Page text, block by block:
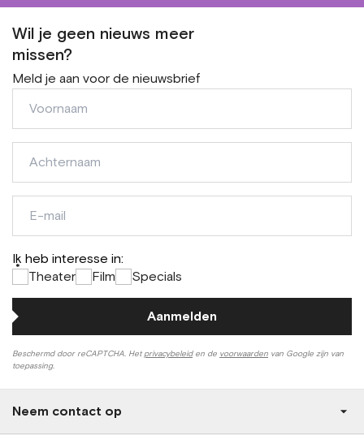
Wil je geen nieuws meer
missen?
Meld je aan voor de nieuwsbrief
Ik heb interesse in:
*
Theater Film Specials
mail
Aanmelden
Beschermd door reCAPTCHA. Het privacybeleiden de voorwaarden van Google zijn van
toepassing.
Neem contact op